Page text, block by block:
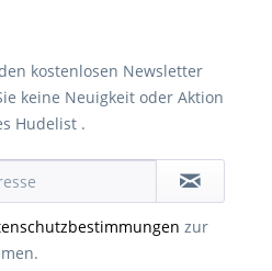
kostenlosen Newsletter
keine Neuigkeit oder Aktion
Hudelist .
zur